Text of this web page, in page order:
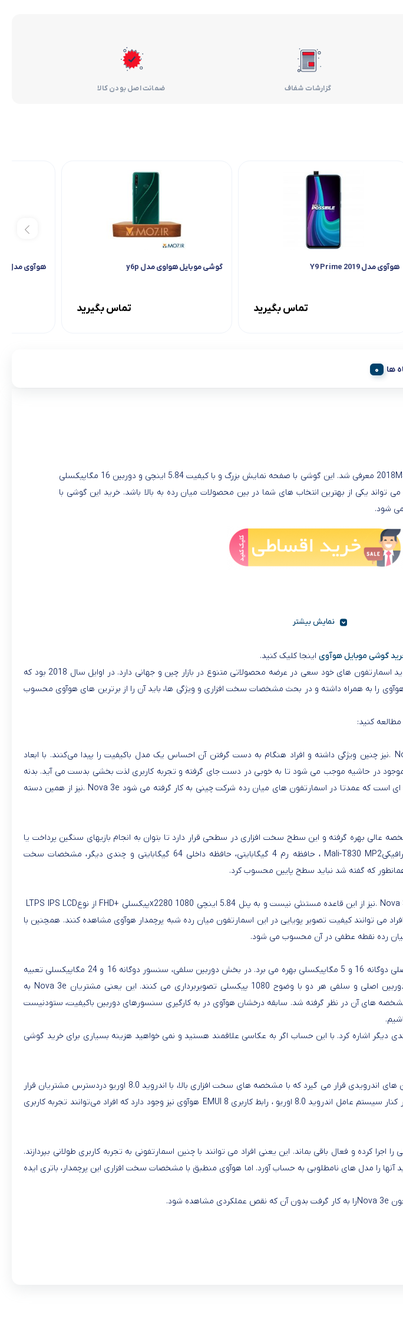
گوشتکوب برقی
همزن
هود
گزارشات شفاف ضمانت اصل بودن کالا
هوآوی مدل Y9 Prime 2019
تماس بگیرید
گوشی موبایل هواوی مدل y6p
تماس بگیرید
هوآوی مدل Honor 8X ظرفیت 64 گیگابایت
ها
گوشی جدید هواوی به اسم Nova 3e در ماه 2018March معرفی شد. این گوشی با صفحه نمایش بزرگ و با کیفیت 5.84 اینچی و دوربین 16 مگاپیکسلی
3000 میلی آمپر ساعتی می تواند یکی از بهترین انتخاب های شما در بین محصولات میان رده به بالا باشد. خرید این گوشی با
شود.
نمایش بیشتر
گوشی موبایل هوآوی اینجا کلیک کنید.
شرکت هوآوی را باید یکی از تولیدکنندگان مطرح گوشی هوشمند به شمار آورد که هر سال با معرفی نسل جدید اسمارتفون های خود سعی در عرضه محصولاتی متنوع در بازار چین و جهانی دارد. در اوایل سال 2018 بود که
را به همراه داشته و در بحث مشخصات سخت افزاری و ویژگی ها، باید آن را از برترین های هوآوی محسوب
کنید:
.نیز چنین ویژگی داشته و افراد هنگام به دست گرفتن آن احساس یک مدل باکیفیت را پیدا می‌کنند. با ابعاد
دانست. انحنای موجود در حاشیه موجب می شود تا به خوبی در دست جای گرفته و تجربه کاربری لذت بخشی بدست می آید. بدنه
که عمدتا در اسمارتفون های میان رده شرکت چینی به کار گرفته می شود . Nova 3eنیز از همین دسته
عالی بهره گرفته و این سطح سخت افزاری در سطحی قرار دارد تا بتوان به انجام بازیهای سنگین پرداخت یا
Mali-T830 MP2
، حافظه رم 4 گیگابایتی، حافظه داخلی 64 گیگابایتی و چندی دیگر، مشخصات سخت
که گفته شد نباید سطح پایین محسوب کرد.
. Novaنیز از این قاعده مستنثی نیست و به پنل 5.84 اینچی 1080 x2280پیکسلی FHD+ از نوعLTPS IPS LCD
می توانند کیفیت تصویر پویایی در این اسمارتفون میان رده شبه پرچمدار هوآوی مشاهده کنند. همچنین با
.
از سنسور اصلی دوگانه 16 و 5 مگاپیکسلی بهره می برد. در بخش دوربین سلفی، سنسور دوگانه 16 و 24 مگاپیکسلی تعبیه
تصویربرداری می کنند. این یعنی مشتریان
Nova 3e به
های آن در نظر گرفته شد. سابقه درخشان هوآوی در به کارگیری سنسورهای دوربین باکیفیت، ستودنیست
.
دیگر اشاره کرد. با این حساب اگر به عکاسی علاقمند هستید و نمی خواهید هزینه بسیاری برای خرید گوشی
نیز در دسته اسمارتفون های اندرویدی قرار می گیرد که با مشخصه های سخت افزاری بالا، با اندروید 8.0 اوریو دردسترس مشتریان قرار
EMUI 8 هوآوی نیز وجود دارد که افراد می‌توانند تجربه کاربری
اجرا کرده و فعال باقی بماند. این یعنی افراد می توانند با چنین اسمارتفونی به تجربه کاربری طولانی بپردازند.
آنها را مدل های نامطلوبی به حساب آورد. اما هوآوی منطبق با مشخصات سخت افزاری این پرچمدار، باتری ایده
Nova 3eرا به کار گرفت بدون آن که نقص عملکردی مشاهده شود.